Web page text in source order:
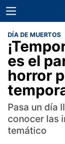
DÍA DE MUERTOS
es el
horror
Pasa un día
conocer las
temático